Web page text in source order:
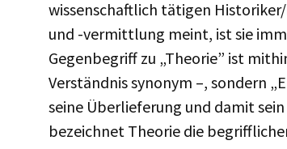
wissenschaftlich tätigen
und -vermittlung meint, ist sie
Gegenbegriff zu „Theorie” ist
Verständnis synonym –, sondern
seine Überlieferung und damit
bezeichnet Theorie die